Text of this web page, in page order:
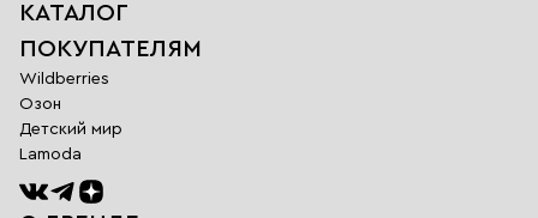
КАТАЛОГ
ПОКУПАТЕЛЯМ
Wildberries
Озон
Детский мир
Lamoda